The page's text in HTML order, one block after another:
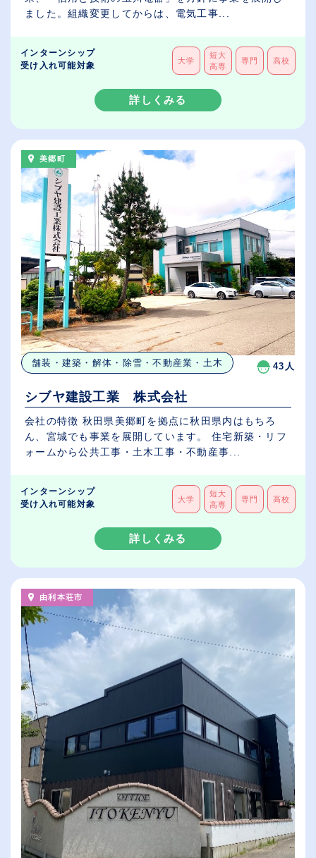
ました。組織変更してからは、電気工事...
インターンシップ
受け入れ可能対象
大学
短大
高専
専門 高校
詳しくみる
美郷町
舗装・建築・解体・除雪・不動産業・土木 43人
シブヤ建設工業 株式会社
会社の特徴 秋田県美郷町を拠点に秋田県内はもちろ
ん、宮城でも事業を展開しています。 住宅新築・リフ
ォームから公共工事・土木工事・不動産事...
インターンシップ
受け入れ可能対象
大学
短大
高専
専門 高校
詳しくみる
由利本荘市